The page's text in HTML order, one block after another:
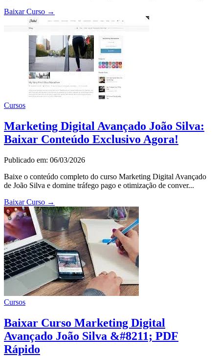
Baixar Curso →
Cursos
Marketing Digital Avançado João Silva:
Baixar Conteúdo Exclusivo Agora!
Publicado em: 06/03/2026
Baixe o conteúdo completo do curso Marketing Digital Avançado
de João Silva e domine tráfego pago e otimização de conver...
Baixar Curso →
Cursos
Baixar Curso Marketing Digital
Avançado João Silva &#8211; PDF
Rápido